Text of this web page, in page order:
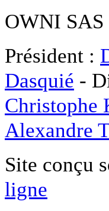
OWNI SAS
Président :
Dasquié -
Christophe
Alexandre
Site conçu
ligne